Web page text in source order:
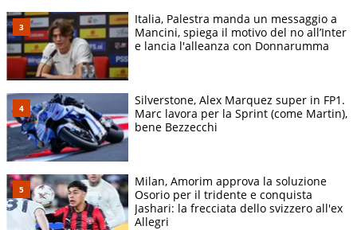
Italia, Palestra manda un messaggio a
Mancini, spiega il motivo del no all’Inter
e lancia l'alleanza con Donnarumma
Silverstone, Alex Marquez super in FP1.
Marc lavora per la Sprint (come Martin),
bene Bezzecchi
Milan, Amorim approva la soluzione
Osorio per il tridente e conquista
Jashari: la frecciata dello svizzero all'ex
Allegri